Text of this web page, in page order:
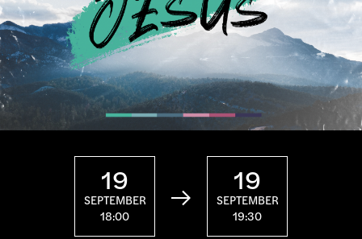
19
SEPTEMBER
18:00

19
SEPTEMBER
19:30